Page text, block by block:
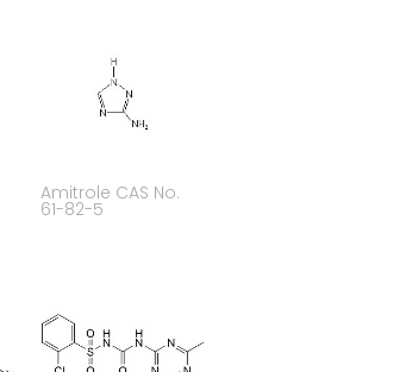
Amitrole CAS No.
61-82-5